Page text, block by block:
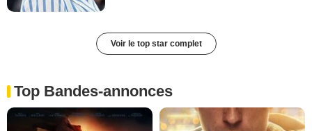
Voir le top star complet
Top Bandes-annonces